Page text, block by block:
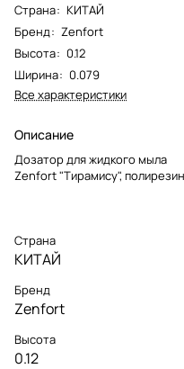
Страна: КИТАЙ
Бренд: Zenfort
Высота: 0.12
Ширина: 0.079
Все характеристики
Описание
Дозатор для жидкого мыла
Zenfort "Тирамису",
Страна
КИТАЙ
Бренд
Zenfort
Высота
0.12